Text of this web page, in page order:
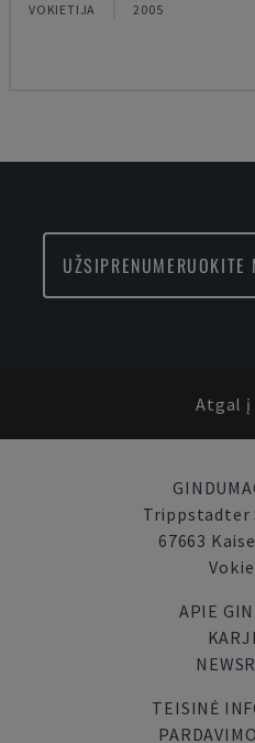
VOKIETIJA 2005
Atgal į
Trippstadter
67663
APIE
TEISINĖ